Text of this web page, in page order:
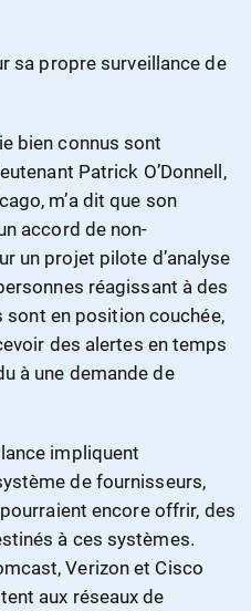
sa propre surveillance de
bien connus sont
Patrick O’Donnell,
m’a dit que son
accord de non-
un projet pilote d’analyse
réagissant à des
sont en position couchée,
des alertes en temps
à une demande de
impliquent
de fournisseurs,
encore offrir, des
à ces systèmes.
Verizon et Cisco
aux réseaux de